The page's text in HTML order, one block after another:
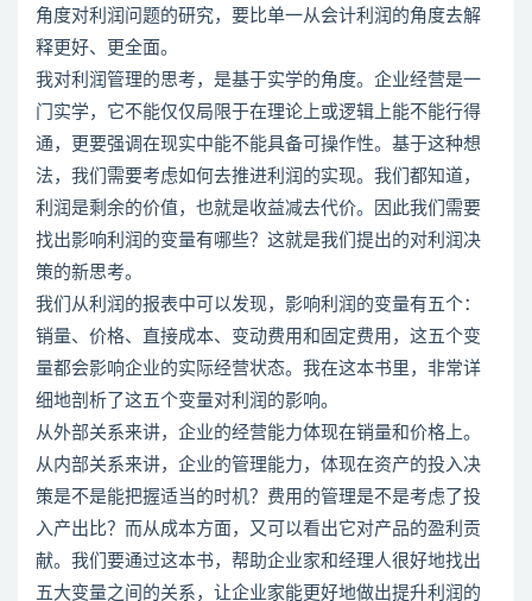
角度对利润问题的研究，要比单一从会计利润的角度去解
释更好、更全面。
我对利润管理的思考，是基于实学的角度。企业经营是一
门实学，它不能仅仅局限于在理论上或逻辑上能不能行得
通，更要强调在现实中能不能具备可操作性。基于这种想
法，我们需要考虑如何去推进利润的实现。我们都知道，
利润是剩余的价值，也就是收益减去代价。因此我们需要
找出影响利润的变量有哪些？这就是我们提出的对利润决
策的新思考。
我们从利润的报表中可以发现，影响利润的变量有五个：
销量、价格、直接成本、变动费用和固定费用，这五个变
量都会影响企业的实际经营状态。我在这本书里，非常详
细地剖析了这五个变量对利润的影响。
从外部关系来讲，企业的经营能力体现在销量和价格上。
从内部关系来讲，企业的管理能力，体现在资产的投入决
策是不是能把握适当的时机？费用的管理是不是考虑了投
入产出比？而从成本方面，又可以看出它对产品的盈利贡
献。我们要通过这本书，帮助企业家和经理人很好地找出
五大变量之间的关系，让企业家能更好地做出提升利润的